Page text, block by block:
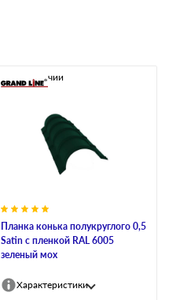
Планка конька полукруглого 0,5
Satin с пленкой RAL 6005
зеленый мох
В наличии
Характеристики